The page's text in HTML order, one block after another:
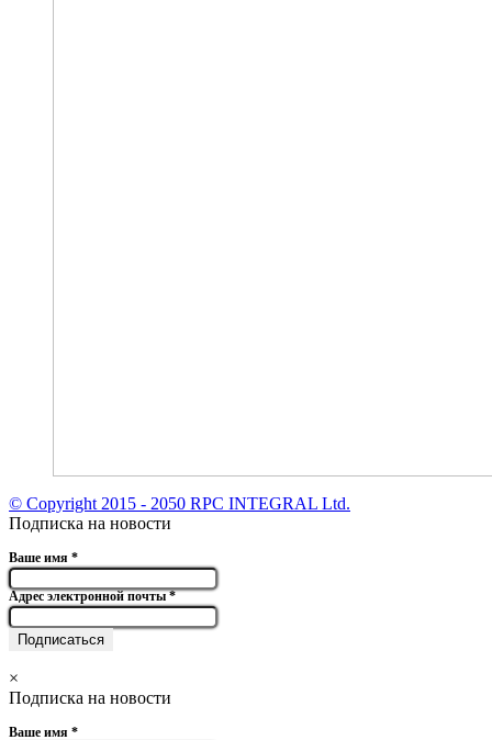
© Copyright 2015 - 2050 RPC INTEGRAL Ltd.
Подписка на новости
Ваше имя *
Адрес электронной почты*
×
Подписка на новости
Ваше имя *